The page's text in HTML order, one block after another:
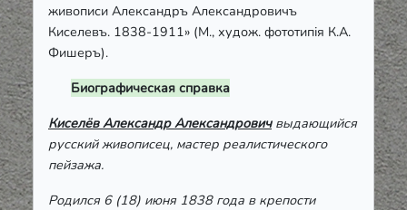
живописи Александръ Александровичъ
Киселевъ. 1838-1911» (М., худож. фототипія К.А.
Фишеръ).
Биографическая справка
Киселёв Александр Александровичвыдающийся
русский живописец, мастер реалистического
пейзажа.
Родился 6 (18) июня 1838 года в крепости